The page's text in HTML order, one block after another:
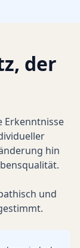
der
Erkenntnisse
hin
und